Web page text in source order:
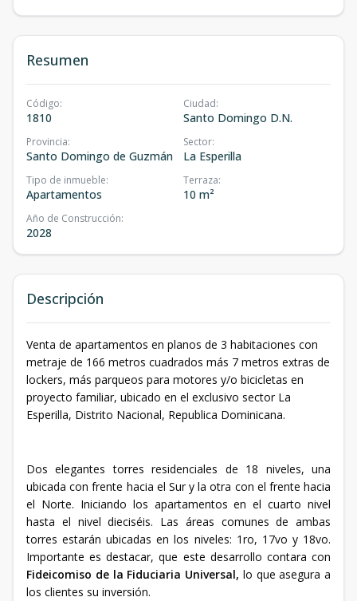
Resumen
Código:
1810
Ciudad:
Santo Domingo D.N.
Provincia:
Santo Domingo de Guzmán
Sector:
La Esperilla
Tipo de inmueble:
Apartamentos
Terraza:
10 m²
Año de Construcción:
2028
Descripción
Venta de apartamentos en planos de 3 habitaciones con
metraje de 166 metros cuadrados más 7 metros extras de
lockers, más parqueos para motores y/o bicicletas en
proyecto familiar, ubicado en el exclusivo sector La
Esperilla, Distrito Nacional, Republica Dominicana.
Dos elegantes torres residenciales de 18 niveles, una
ubicada con frente hacia el Sur y la otra con el frente hacia
el Norte. Iniciando los apartamentos en el cuarto nivel
hasta el nivel dieciséis. Las áreas comunes de ambas
torres estarán ubicadas en los niveles: 1ro, 17vo y 18vo.
Importante es destacar, que este desarrollo contara con
Fideicomiso de la Fiduciaria Universal, lo que asegura a
los clientes su inversión.